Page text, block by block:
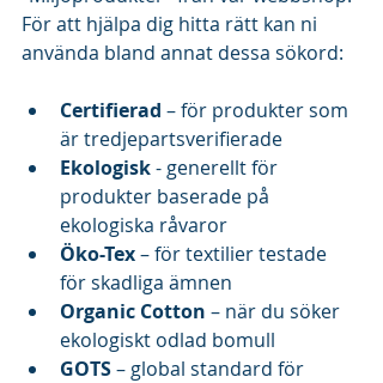
För att hjälpa dig hitta rätt kan ni
använda bland annat dessa sökord:
Certifierad – för produkter som
är tredjepartsverifierade
Ekologisk - generellt för
produkter baserade på
ekologiska råvaror
Öko-Tex – för textilier testade
för skadliga ämnen
Organic Cotton – när du söker
ekologiskt odlad bomull
GOTS – global standard för